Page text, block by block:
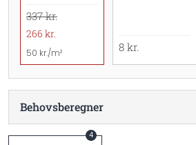
337 kr.
266 kr.
50 kr./m² 8 kr.
Behovsberegner
4